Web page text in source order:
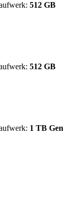
512 GB
512 GB
1 TB Gen